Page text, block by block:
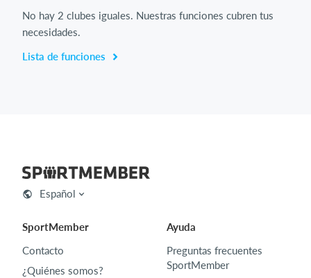
No hay 2 clubes iguales. Nuestras funciones cubren tus
necesidades.
Lista de funciones
Español
SportMember
Contacto
¿Quiénes somos?
Ayuda
Preguntas frecuentes
SportMember